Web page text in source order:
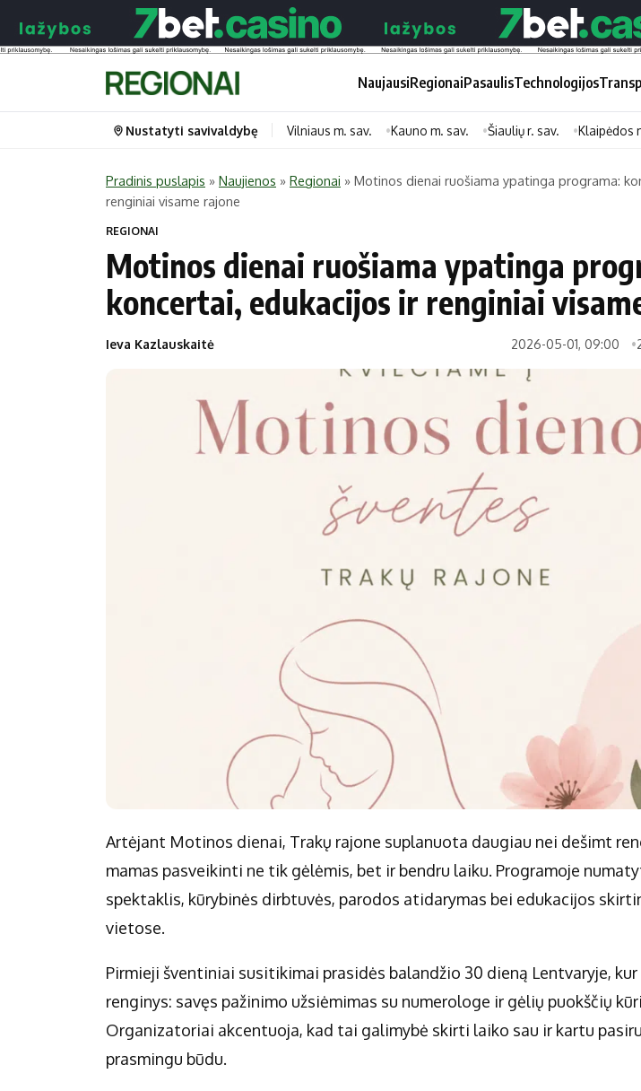
NaujausiRegionaiPasaulisTechnologijos
Portalas
Savivaldybės
Naujausi
Gyvenimas
Horoskopai
Technologijos
Indėlių palūkanos
Ekonomikos naujienos
Kauno miesto
Klaipėdos miesto
Marijampolės
Nustatyti savivaldybę Vilniaus m. sav. Kauno m. sav. Šiaulių r. sav. Klaipėdos
Pradinis puslapis » Naujienos » Regionai » Motinos dienai ruošiama ypatinga programa:
renginiai visame rajone
REGIONAI
Motinos dienai ruošiama ypatinga
koncertai, edukacijos ir renginiai
Ieva Kazlauskaitė 2026-05-01, 09:00
Artėjant Motinos dienai, Trakų rajone suplanuota daugiau nei dešimt
mamas pasveikinti ne tik gėlėmis, bet ir bendru laiku. Programoje
spektaklis, kūrybinės dirbtuvės, parodos atidarymas bei edukacijos
vietose.
Pirmieji šventiniai susitikimai prasidės balandžio 30 dieną Lentvaryje,
renginys: savęs pažinimo užsiėmimas su numerologe ir gėlių puokščių
Organizatoriai akcentuoja, kad tai galimybė skirti laiko sau ir kartu
prasmingu būdu.